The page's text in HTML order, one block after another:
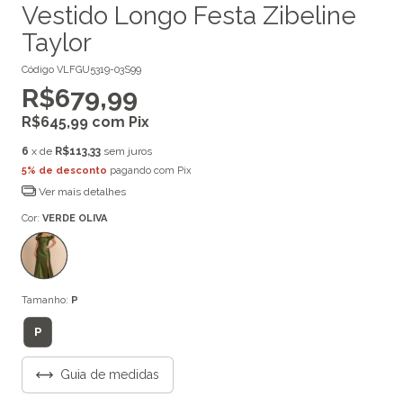
Vestido Longo Festa Zibeline
Taylor
Código VLFGU5319-03S99
R$679,99
R$645,99 com Pix
6 x de R$113,33 sem juros
5% de desconto pagando com Pix
Ver mais detalhes
Cor: VERDE OLIVA
Tamanho: P
P
Guia de medidas